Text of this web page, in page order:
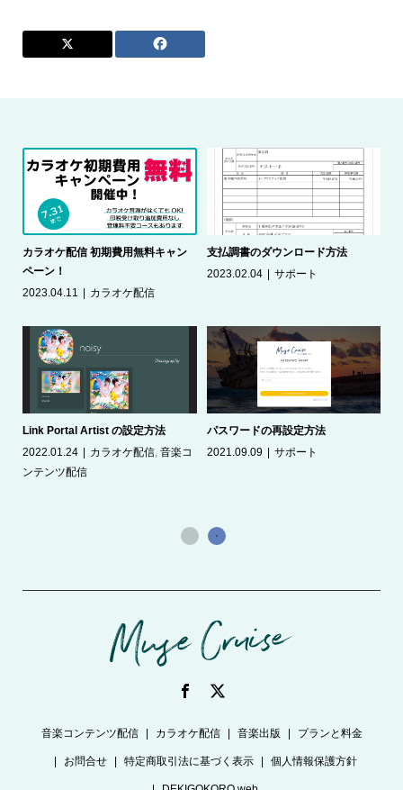
カラオケ配信 初期費用無料キャン
ペーン！
2023.04.11
カラオケ配信
支払調書のダウンロード方法
2023.02.04
サポート
Link Portal Artist の設定方法
2022.01.24
カラオケ配信, 音楽コ
ンテンツ配信
パスワードの再設定方法
2021.09.09
サポート
音楽コンテンツ配信 カラオケ配信 音楽出版 プランと料金
お問合せ 特定商取引法に基づく表示 個人情報保護方針